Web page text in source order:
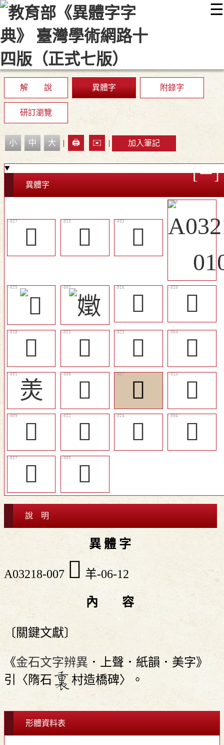
☰
::: 最新消息 常見問題 編輯說明
顯示模式
網站導覽
解 說 異體字 附錄字
研訂瀏覽
小 中 大 | 🖨️ ✉️ | 加入筆記
異體字
󴥉 󴤿 󴤷
󴥀
󴥃
󴥂
󴥄 󴥆
󴤸
羙
󴤼 󴤻
󴤾
󴤽
󴥅 󴥇
󴤺
󴥁
󴤹
說 明
異 體 字
A03218-007 󴤻 羊-06-12
內 容
〔關鍵文獻〕
《金石文字辨異 ．上聲．紙韻．美字》
引〈隋石
村造橋碑〉。
形體資料表